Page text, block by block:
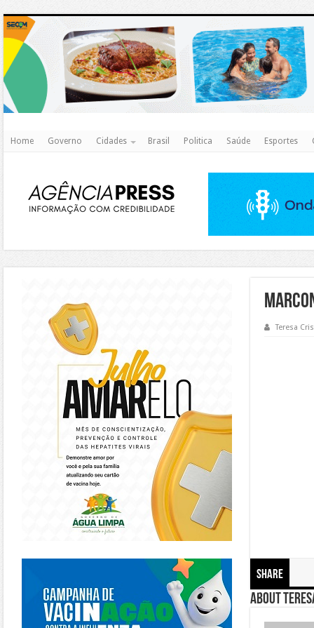
Home Governo Cidades Brasil Politica Saúde Esportes
Teresa
Share
About
https://piracanjuba.go.gov.br/